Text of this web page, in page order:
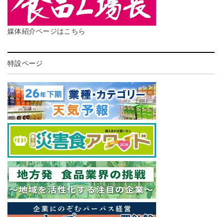
媒体紹介ページはこちら
特設ページ